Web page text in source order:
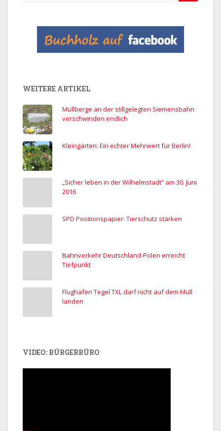
WEITERE ARTIKEL
Müllberge an der stillgelegten Siemensbahn
verschwinden endlich
Kleingärten: Ein echter Mehrwert für Berlin!
„Sicher leben in der Wilhelmstadt“ am 30. Juni
2016
SPD Positionspapier: Tierschutz stärken
Bahnverkehr Deutschland-Polen erreicht
Tiefpunkt
Flughafen Tegel TXL darf nicht auf dem Müll
landen
VIDEO: BÜRGERBÜRO